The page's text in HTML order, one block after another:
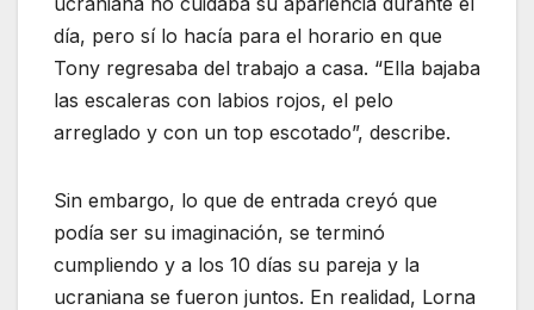
día, pero sí lo hacía para el horario en que
Tony regresaba del trabajo a casa. “Ella bajaba
las escaleras con labios rojos, el pelo
arreglado y con un top escotado”, describe.
Sin embargo, lo que de entrada creyó que
podía ser su imaginación, se terminó
cumpliendo y a los 10 días su pareja y la
ucraniana se fueron juntos. En realidad, Lorna